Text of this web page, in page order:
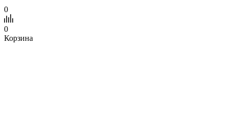
0
0
Корзина